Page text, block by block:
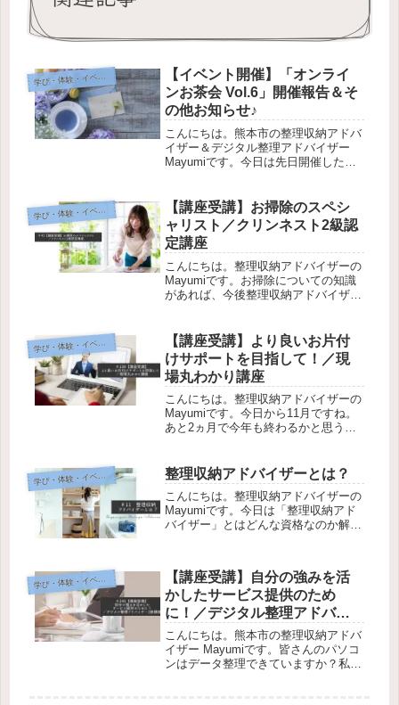
学
び・体験・イベント
【イベント開催】「オンライ
ンお茶会 Vol.6」開催報告＆そ
の他お知らせ♪
こんにちは。熊本市の整理収納アドバ
イザー＆デジタル整理アドバイザー
Mayumiです。今日は先日開催した
ればぜひご覧ください！今回6回目と
なる「オンラインお茶会」3/6 1...
学
び・体験・イベント
【講座受講】お掃除のスペシ
ャリスト／クリンネスト2級認
定講座
こんにちは。整理収納アドバイザーの
Mayumiです。お掃除についての知識
があれば、今後整理収納アドバイザー
ャリストの認定講座をオンライン受講
（ZOOM）しました。忘れないう...
学
び・体験・イベント
【講座受講】より良いお片付
けサポートを目指して！／現
場丸わかり講座
こんにちは。整理収納アドバイザーの
Mayumiです。今日から11月ですね。
あと2ヵ月で今年も終わるかと思う
て4月から歩きだしたばかりですが、
受験もオンラインだったため同期が
お...
学
び・体験・イベント 整理収納アドバイザーとは？
こんにちは。整理収納アドバイザーの
Mayumiです。今日は「整理収納アド
バイザー」とはどんな資格なのか解説
なっている方、是非チェックしてみて
ください。整理収納アドバイザーと
は...
学
び・体験・イベント
【講座受講】自分の強みを活
かしたサービス提供のため
に！／デジタル整理アドバイ
ザー2級®講座
こんにちは。熊本市の整理収納アドバ
イザー Mayumiです。皆さんのパソコ
ンはデータ整理できていますか？私は